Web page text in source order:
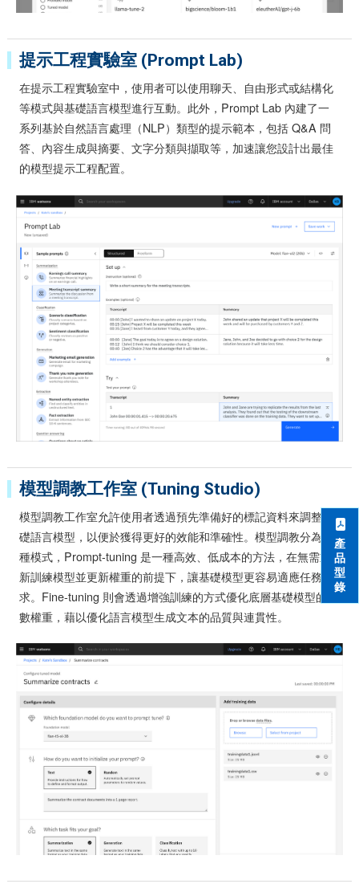
提示工程實驗室 (Prompt Lab)
在提示工程實驗室中，使用者可以使用聊天、自由形式或結構化
等模式與基礎語言模型進行互動。此外，Prompt Lab 內建了一
系列基於自然語言處理（NLP）類型的提示範本，包括 Q&A 問
答、內容生成與摘要、文字分類與擷取等，加速讓您設計出最佳
的模型提示工程配置。
模型調教工作室 (Tuning Studio)
模型調教工作室允許使用者透過預先準備好的標記資料來調整基
礎語言模型，以便於獲得更好的效能和準確性。模型調教分為二
種模式，Prompt-tuning 是一種高效、低成本的方法，在無需重
新訓練模型並更新權重的前提下，讓基礎模型更容易適應任務需
求。Fine-tuning 則會透過增強訓練的方式優化底層基礎模型的參
數權重，藉以優化語言模型生成文本的品質與連貫性。
產
品
型
錄